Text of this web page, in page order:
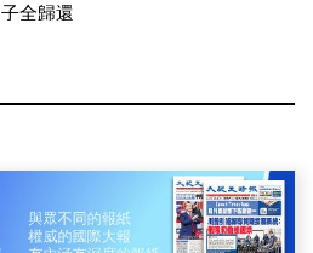
子全歸還